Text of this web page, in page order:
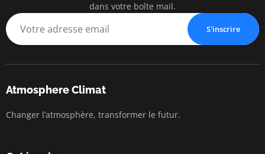
dans votre boîte mail.
S'inscrire
Atmosphere Climat
Changer l’atmosphère, transformer le futur.